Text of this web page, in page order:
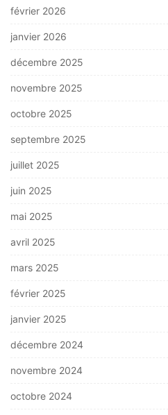
février 2026
janvier 2026
décembre 2025
novembre 2025
octobre 2025
septembre 2025
juillet 2025
juin 2025
mai 2025
avril 2025
mars 2025
février 2025
janvier 2025
décembre 2024
novembre 2024
octobre 2024